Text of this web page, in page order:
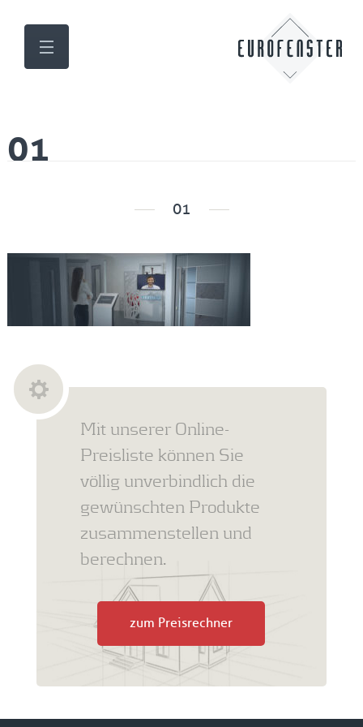
01
01
Mit unserer Online-
Preisliste können Sie
völlig unverbindlich die
gewünschten Produkte
zusammenstellen und
berechnen.
zum Preisrechner